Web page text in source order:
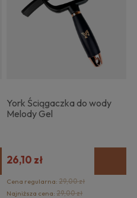
York Ściągaczka do wody
Melody Gel
26,10 zł
Cena regularna:29,00 zł
Najniższa cena:29,00 zł